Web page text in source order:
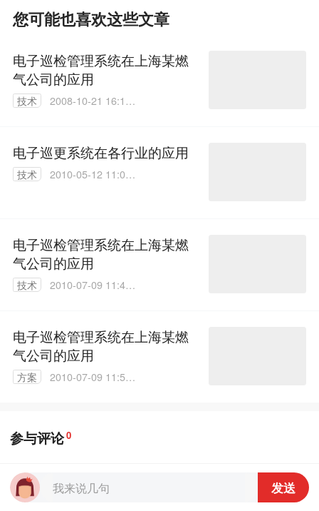
您可能也喜欢这些文章
电子巡检管理系统在上海某燃
气公司的应用
技术
2008-10-21 16:17:
电子巡更系统在各行业的应用
技术
2010-05-12 11:02:
电子巡检管理系统在上海某燃
气公司的应用
技术
2010-07-09 11:44:
电子巡检管理系统在上海某燃
气公司的应用
方案
2010-07-09 11:52:
参与评论0
发送